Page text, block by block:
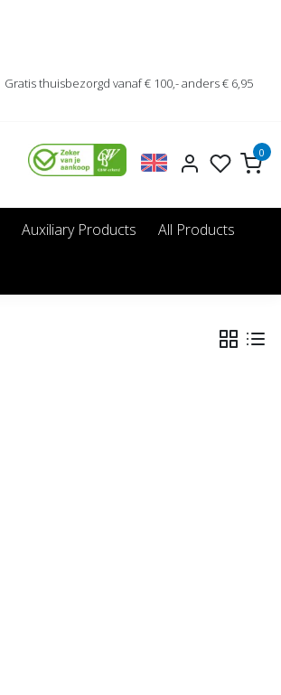
Gratis thuisbezorgd vanaf € 100,- anders € 6,95
0
Auxiliary Products All Products